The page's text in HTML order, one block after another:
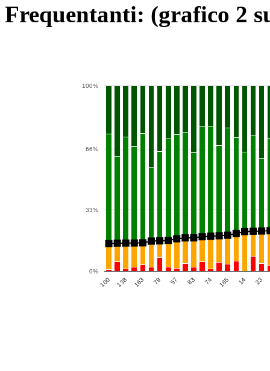
Frequentanti: (grafico 2
100 138 163 79 57 83 74 185 14 23
0%
33%
66%
100%